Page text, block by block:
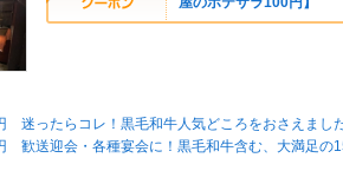
迷ったらコレ！黒毛和牛人気どころをおさえまし
歓送迎会・各種宴会に！黒毛和牛含む、大満足の